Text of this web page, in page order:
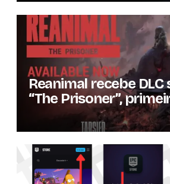
Reanimal recebe
“The Prisoner”,
da expansão de